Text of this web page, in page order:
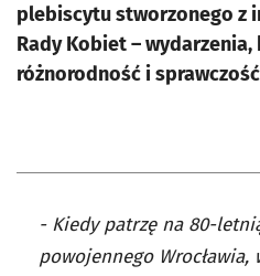
plebiscytu stworzonego z
Rady Kobiet –
różnorodność i
- Kiedy patrzę na 80-
powojennego